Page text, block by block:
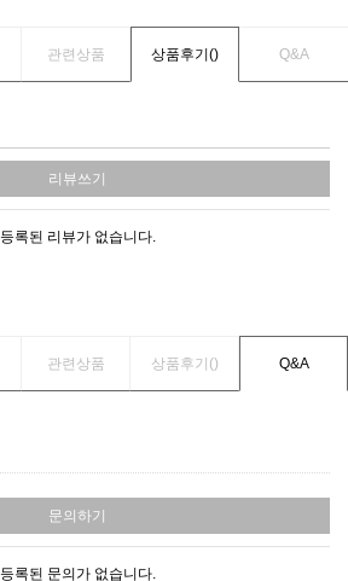
관련상품 상품후기() Q&A
리뷰쓰기
등록된 리뷰가 없습니다.
관련상품 상품후기() Q&A
문의하기
등록된 문의가 없습니다.